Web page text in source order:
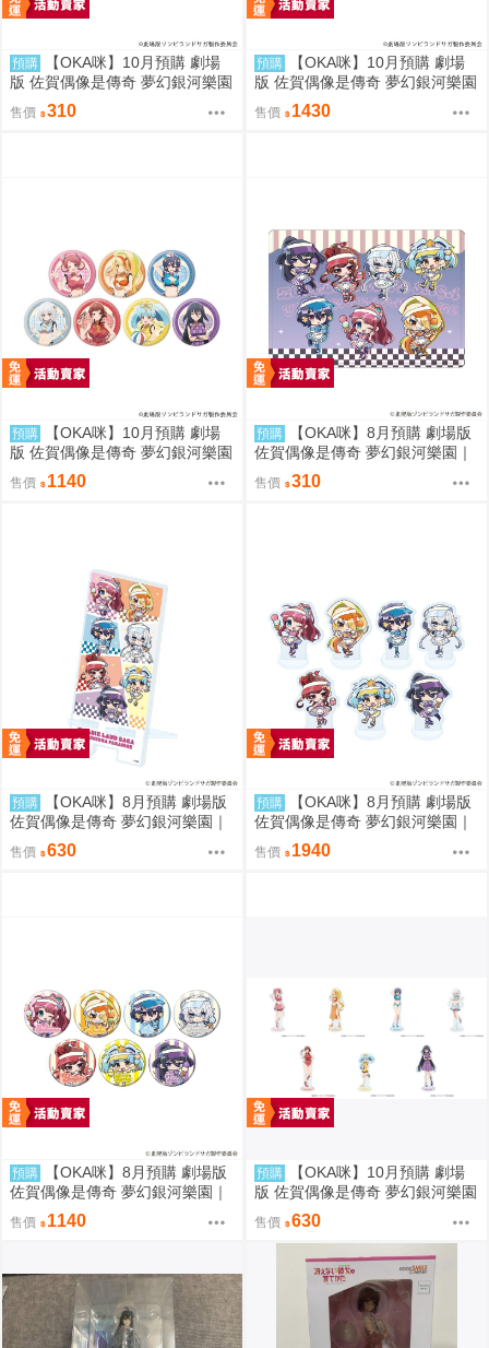
預購
【OKA咪】10月預購 劇場
版 佐賀偶像是傳奇 夢幻銀河樂園
｜角色透明收納夾 02/集合款 旗
袍泳裝ver.(新繪插畫)
售價 310
預購
【OKA咪】10月預購 劇場
版 佐賀偶像是傳奇 夢幻銀河樂園
｜壓克力卡片 02/全套組(全7種)
旗袍泳裝ver.
售價 1430
預購
【OKA咪】10月預購 劇場
版 佐賀偶像是傳奇 夢幻銀河樂園
｜徽章 03/全套組(全7種) 旗袍泳
裝ver.(新繪插畫)
售價 1140
預購
【OKA咪】8月預購 劇場版
佐賀偶像是傳奇 夢幻銀河樂園｜
角色透明收納夾 01/集合款 冰淇
淋店ver.(Q版插畫)
售價 310
預購
【OKA咪】8月預購 劇場版
佐賀偶像是傳奇 夢幻銀河樂園｜
壓克力手機架 01/集合款 冰淇淋
店ver.(Q版插畫)
售價 630
預購
【OKA咪】8月預購 劇場版
佐賀偶像是傳奇 夢幻銀河樂園｜
壓克力迷你立牌 01/全套組(全7
種) 冰淇淋店ver.
售價 1940
預購
【OKA咪】8月預購 劇場版
佐賀偶像是傳奇 夢幻銀河樂園｜
徽章 02/全套組(全7種) 冰淇淋店
ver.(Q版插畫)
售價 1140
預購
【OKA咪】10月預購 劇場
版 佐賀偶像是傳奇 夢幻銀河樂園
｜壓克力立牌 (共7款任選)
售價 630